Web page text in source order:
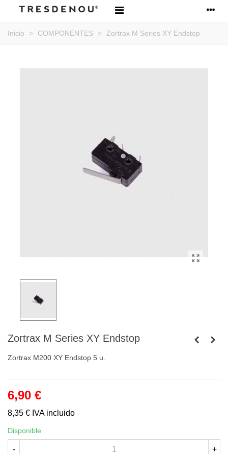
Inicio > COMPONENTES > Zortrax M Series XY Endstop
Zortrax M Series XY Endstop
Zortrax M200 XY Endstop 5 u.
6,90 €
8,35 € IVA incluido
Disponible
- +